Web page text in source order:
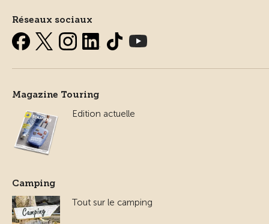
Réseaux sociaux
Magazine Touring
Edition actuelle
Camping
Tout sur le camping